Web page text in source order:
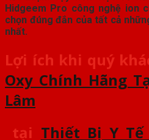
Hidgeem Pro công nghệ ion
chọn đúng đắn của tất cả
nhất.
Lợi ích khi quý
Oxy Chính Hãng
Lâm
tại Thiết Bị Y